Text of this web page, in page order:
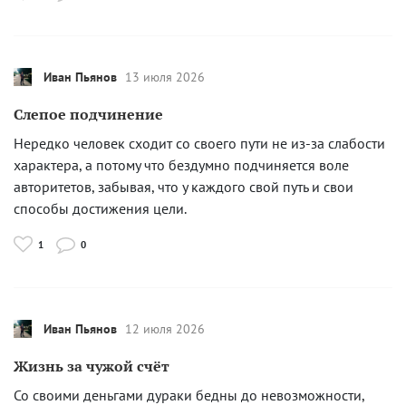
Иван Пьянов 13 июля 2026
Слепое подчинение
Нередко человек сходит со своего пути не из-за слабости
характера, а потому что бездумно подчиняется воле
авторитетов, забывая, что у каждого свой путь и свои
способы достижения цели.
1 0
Иван Пьянов 12 июля 2026
Жизнь за чужой счёт
Со своими деньгами дураки бедны до невозможности,